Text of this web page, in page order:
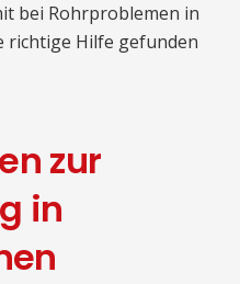
bei Rohrproblemen in
richtige Hilfe gefunden
zur
in